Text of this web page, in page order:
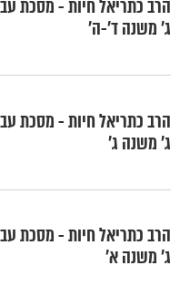
הרב כתריאל חיות - מסכת
ג' משנה ד'-ה'
הרב כתריאל חיות - מסכת
ג' משנה ג'
הרב כתריאל חיות - מסכת
ג' משנה א'